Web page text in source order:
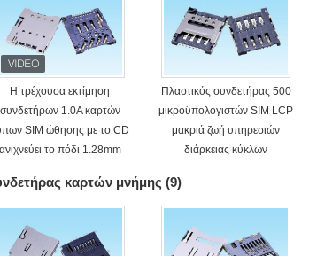
Η τρέχουσα εκτίμηση
συνδετήρων 1.0A καρτών
SIM ώθησης με το CD
το πόδι 1.28mm
Πλαστικός συνδετήρας 500
μικροϋπολογιστών SIM LCP
μακριά ζωή υπηρεσιών
διάρκειας κύκλων
καρτών μνήμης (9)